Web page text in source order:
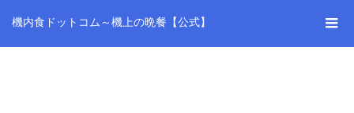
機内食ドットコム～機上の晩餐【公式】